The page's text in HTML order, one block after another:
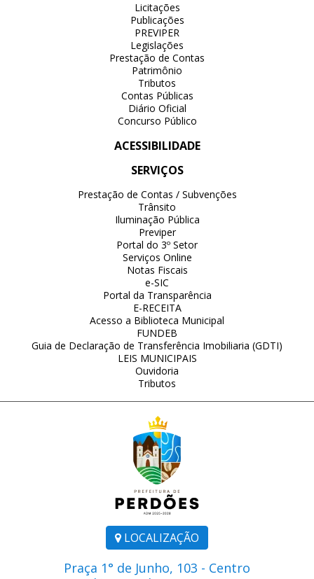
LOCALIZAÇÃO
Praça 1° de Junho, 103 - Centro
Licitações
Publicações
PREVIPER
Legislações
Prestação de Contas
Patrimônio
Tributos
Contas Públicas
Diário Oficial
Concurso Público
ACESSIBILIDADE
SERVIÇOS
Prestação de Contas / Subvenções
Trânsito
Iluminação Pública
Previper
Portal do 3º Setor
Serviços Online
Notas Fiscais
e-SIC
Portal da Transparência
E-RECEITA
Acesso a Biblioteca Municipal
FUNDEB
Guia de Declaração de Transferência Imobiliaria (GDTI)
LEIS MUNICIPAIS
Ouvidoria
Tributos